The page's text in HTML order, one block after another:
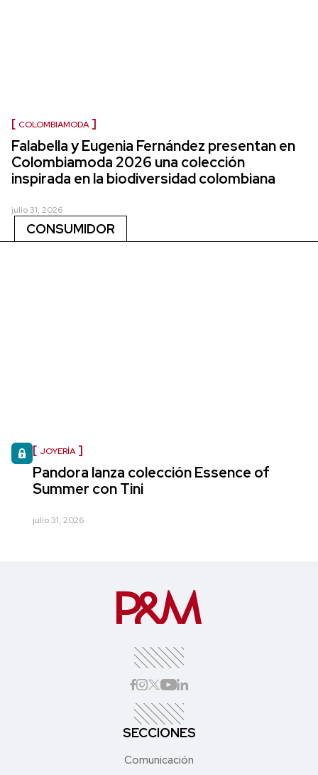
COLOMBIAMODA
Falabella y Eugenia Fernández presentan en
Colombiamoda 2026 una colección
inspirada en la biodiversidad colombiana
julio 31, 2026
CONSUMIDOR
JOYERÍA
Pandora lanza colección Essence of
Summer con Tini
julio 31, 2026
SECCIONES
Comunicación